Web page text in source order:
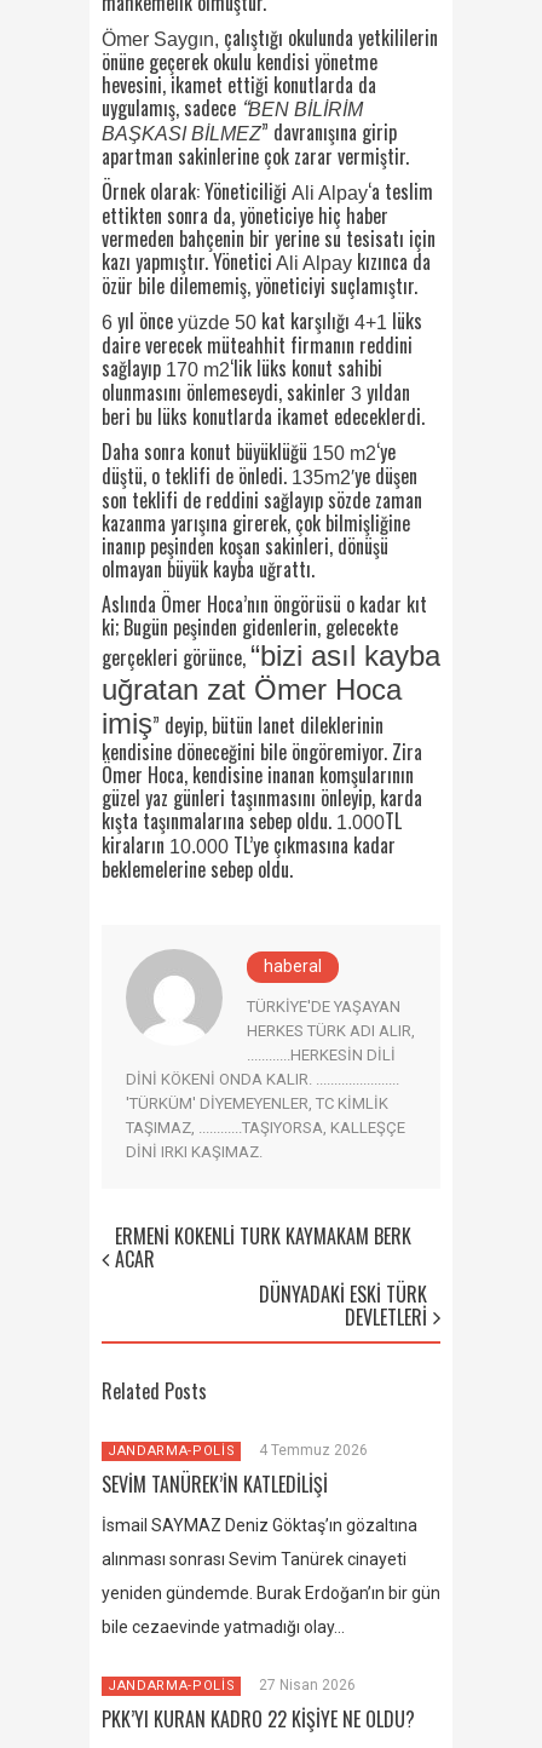
Ömer Saygın, çalıştığı okulunda yetkililerin
önüne geçerek okulu kendisi yönetme
hevesini, ikamet ettiği konutlarda da
uygulamış, sadece “BEN BİLİRİM
BAŞKASI BİLMEZ” davranışına girip
apartman sakinlerine çok zarar vermiştir.
Örnek olarak: Yöneticiliği Ali Alpay‘a teslim
ettikten sonra da, yöneticiye hiç haber
vermeden bahçenin bir yerine su tesisatı için
kazı yapmıştır. Yönetici Ali Alpay kızınca da
özür bile dilememiş, yöneticiyi suçlamıştır.
6 yıl önce yüzde 50 kat karşılığı 4+1 lüks
daire verecek müteahhit firmanın reddini
sağlayıp 170 m2‘lik lüks konut sahibi
olunmasını önlemeseydi, sakinler 3 yıldan
beri bu lüks konutlarda ikamet edeceklerdi.
Daha sonra konut büyüklüğü 150 m2‘ye
düştü, o teklifi de önledi. 135m2′ye düşen
son teklifi de reddini sağlayıp sözde zaman
kazanma yarışına girerek, çok bilmişliğine
inanıp peşinden koşan sakinleri, dönüşü
olmayan büyük kayba uğrattı.
Aslında Ömer Hoca’nın öngörüsü o kadar kıt
ki; Bugün peşinden gidenlerin, gelecekte
gerçekleri görünce,“bizi asıl kayba
uğratan zat Ömer Hoca
imiş” deyip, bütün lanet dileklerinin
kendisine döneceğini bile öngöremiyor. Zira
Ömer Hoca, kendisine inanan komşularının
güzel yaz günleri taşınmasını önleyip, karda
kışta taşınmalarına sebep oldu. 1.000TL
kiraların 10.000 TL’ye çıkmasına kadar
beklemelerine sebep oldu.
haberal
TÜRKİYE'DE YAŞAYAN
HERKES TÜRK ADI ALIR,
............HERKESİN DİLİ
DİNİ KÖKENİ ONDA KALIR. .......................
'TÜRKÜM' DİYEMEYENLER, TC KİMLİK
TAŞIMAZ, ............TAŞIYORSA, KALLEŞÇE
DİNİ IRKI KAŞIMAZ.
ERMENİ KÖKENLİ TÜRK KAYMAKAM BERK
ACAR
DÜNYADAKİ ESKİ TÜRK
DEVLETLERİ
Related Posts
JANDARMA-POLİS 4 Temmuz 2026
SEVİM TANÜREK’İN KATLEDİLİŞİ
İsmail SAYMAZ Deniz Göktaş’ın gözaltına
alınması sonrası Sevim Tanürek cinayeti
yeniden gündemde. Burak Erdoğan’ın bir gün
bile cezaevinde yatmadığı olay…
JANDARMA-POLİS 27 Nisan 2026
PKK’YI KURAN KADRO 22 KİŞİYE NE OLDU?